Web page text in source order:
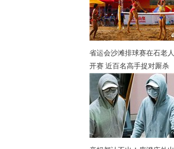
省运会沙滩排球赛在石老人
开赛 近百名高手捉对厮杀